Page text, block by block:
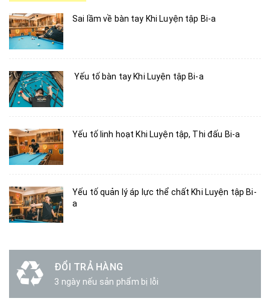
Sai lầm về bàn tay Khi Luyện tập Bi-a
Yếu tố bàn tay Khi Luyện tập Bi-a
Yếu tố linh hoạt Khi Luyện tập, Thi đấu Bi-a
Yếu tố quản lý áp lực thể chất Khi Luyện tập Bi-
a
ĐỔI TRẢ HÀNG
3 ngày nếu sản phẩm bị lỗi